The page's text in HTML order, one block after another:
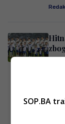
SOP.BA